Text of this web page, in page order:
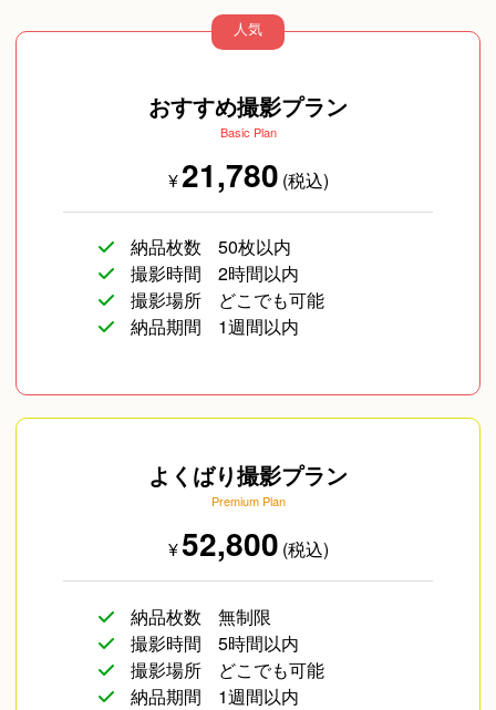
人気
おすすめ撮影プラン
Basic Plan
¥21,780 (税込)
納品枚数
50枚以内
撮影時間
2時間以内
撮影場所
どこでも可能
納品期間
1週間以内
よくばり撮影プラン
Premium Plan
¥52,800 (税込)
納品枚数
無制限
撮影時間
5時間以内
撮影場所
どこでも可能
納品期間
1週間以内